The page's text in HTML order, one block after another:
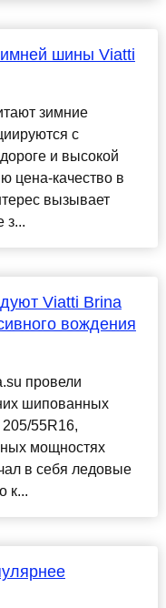
шины Viatti
зимние
с
и высокой
цена-качество в
вызывает
з...
Viatti Brina
вождения
провели
шипованных
55R16,
мощностях
в себя ледовые
к...